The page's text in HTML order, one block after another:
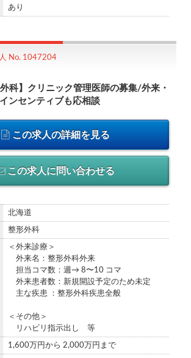
あり
No. 1047204
外科】クリニック管理医師の募集/外来・
ンセンティブも応相談
この求人の詳細を見る
この求人に問い合わせる
北海道
整形外科
＜外来診療＞
外来名：整形外科外来
担当コマ数：週→ 8〜10 コマ
外来患者数：新規開設予定のため未定
主な疾患 ：整形外科疾患全般
＜その他＞
リハビリ指示出し 等
1,600万円から 2,000万円まで